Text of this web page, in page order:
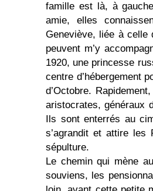
famille est là, à
amie, elles
Geneviève, liée à
peuvent m’y
1920, une princesse
centre d’hébergement
d’Octobre.
aristocrates, généraux
Ils sont enterrés au
s’agrandit et attire les
sépulture.
Le chemin qui mène
souviens, les